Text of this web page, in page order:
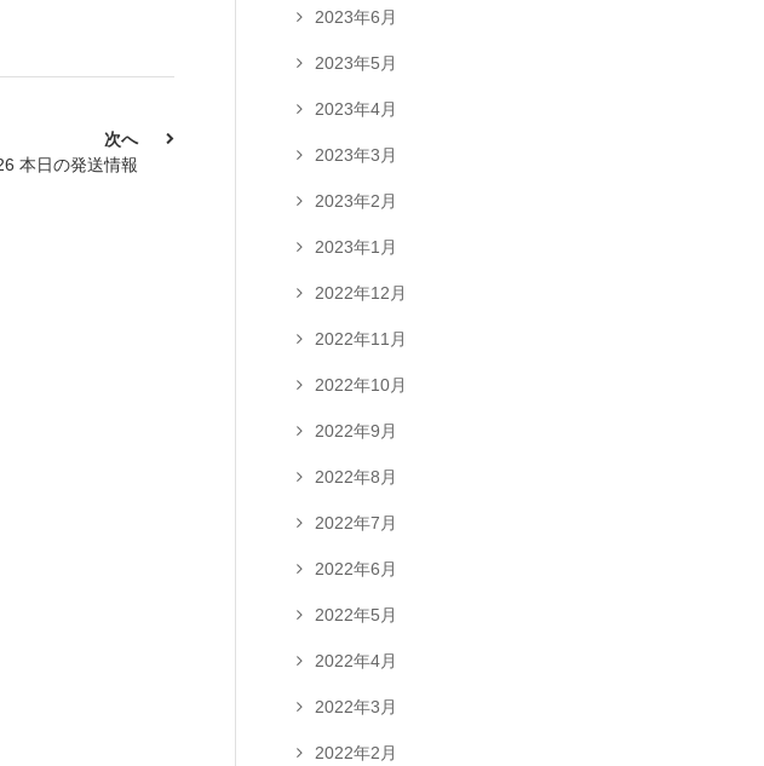
次へ
本日の発送情報
2023年6月
2023年5月
2023年4月
2023年3月
2023年2月
2023年1月
2022年12月
2022年11月
2022年10月
2022年9月
2022年8月
2022年7月
2022年6月
2022年5月
2022年4月
2022年3月
2022年2月